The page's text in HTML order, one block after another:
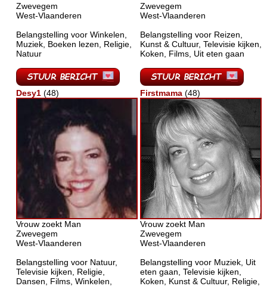
Zwevegem
West-Vlaanderen
Belangstelling voor Winkelen,
Muziek, Boeken lezen, Religie,
Natuur
Zwevegem
West-Vlaanderen
Belangstelling voor Reizen,
Kunst & Cultuur, Televisie kijken,
Koken, Films, Uit eten gaan
Desy1 (48)
Vrouw zoekt Man
Zwevegem
West-Vlaanderen
Belangstelling voor Natuur,
Televisie kijken, Religie,
Dansen, Films, Winkelen,
Firstmama (48)
Vrouw zoekt Man
Zwevegem
West-Vlaanderen
Belangstelling voor Muziek, Uit
eten gaan, Televisie kijken,
Koken, Kunst & Cultuur, Religie,